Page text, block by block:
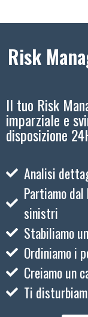
Risk
Il tuo Risk
imparziale e
disposizione
Analisi
Partiamo
sinistri
Stabiliamo
Ordiniamo i
Creiamo un
Ti